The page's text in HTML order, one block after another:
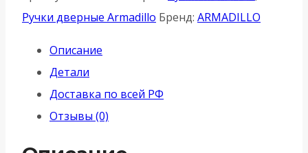
Armadillo
раздельная
K.YM.MERENGA
MWSC-
итальянский
Ручки дверные Armadillo Бренд: ARMADILLO
Описание
Детали
Доставка по всей РФ
Отзывы (0)